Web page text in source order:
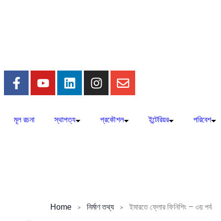
মূল রচনা স্থাপত্য প্রকৌশল ইন্টেরিয়র পরিবেশ
Home নির্মাণ তথ্য ইমারতে ফ্লোর ফিনিশিং – ৩য় পর্ব